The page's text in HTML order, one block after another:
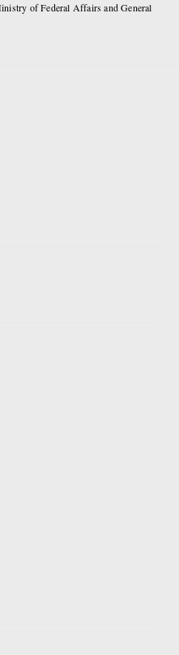
of Federal Affairs and General